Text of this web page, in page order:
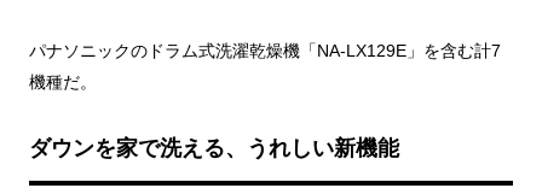
パナソニックのドラム式洗濯乾燥機「NA-LX129E」を含む計7
機種だ。
ダウンを家で洗える、うれしい新機能